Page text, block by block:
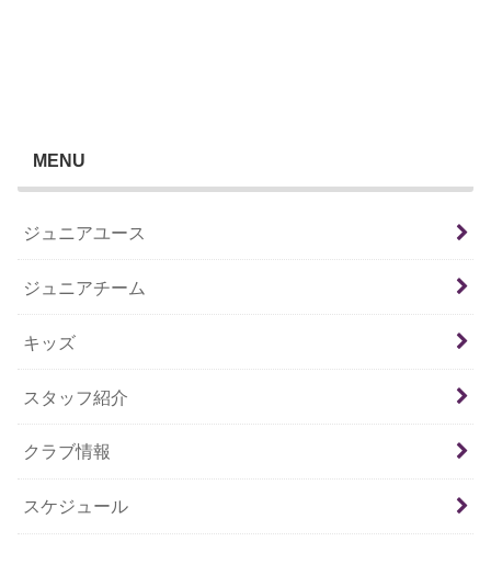
MENU
ジュニアユース
ジュニアチーム
キッズ
スタッフ紹介
クラブ情報
スケジュール